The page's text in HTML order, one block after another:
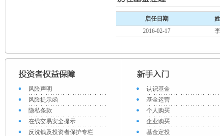
启任日期
2016-02-17
风险声明
风险提示函
隐私条款
在线交易安全提示
反洗钱及投资者保护专栏
认识基金
基金运营
个人购买
企业购买
基金定投